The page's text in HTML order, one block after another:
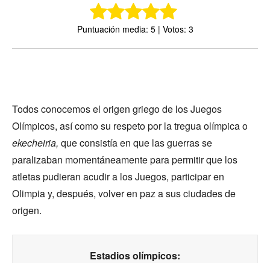
Puntuación media: 5 | Votos: 3
Todos conocemos el origen griego de los Juegos
Olímpicos, así como su respeto por la tregua olímpica o
ekecheiria, que consistía en que las guerras se
paralizaban momentáneamente para permitir que los
atletas pudieran acudir a los Juegos, participar en
Olimpia y, después, volver en paz a sus ciudades de
origen.
Estadios olímpicos: